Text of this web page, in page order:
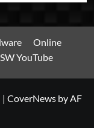
Online
YouTube
| CoverNews by AF